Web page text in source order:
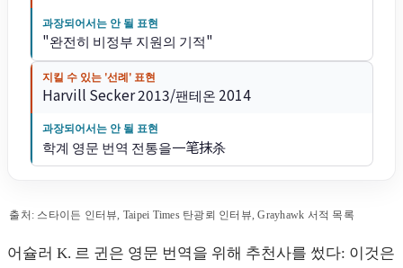
과장되어서는 안 될 표현
"완전히 비정부 지원의 기적"
지킬 수 있는 '선례' 표현
Harvill Secker 2013/팬테온 2014
과장되어서는 안 될 표현
학계 영문 번역 전통을一笔抹杀
출처: 스타이든 인터뷰, Taipei Times 탄광뢰 인터뷰, Grayhawk 서적 목록
어슐러 K. 르 귄은 영문 번역을 위해 추천사를 썼다: 이것은